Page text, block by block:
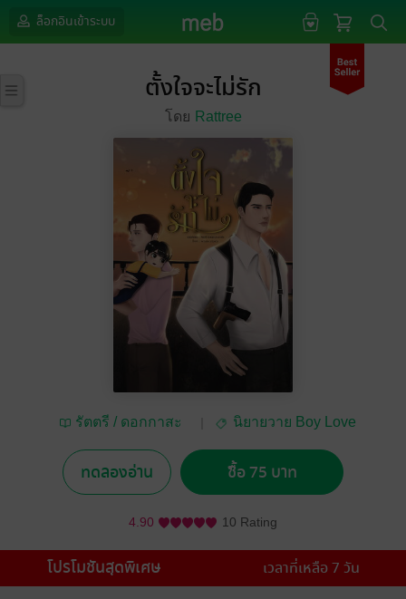
ล็อกอินเข้าระบบ
ตั้งใจจะไม่รัก
โดย Rattree
รัตตรี / ดอกกาสะ
นิยายวาย Boy Love
ทดลองอ่าน ซื้อ 75 บาท
4.90 10 Rating
โปรโมชันสุดพิเศษ เวลาที่เหลือ 7 วัน